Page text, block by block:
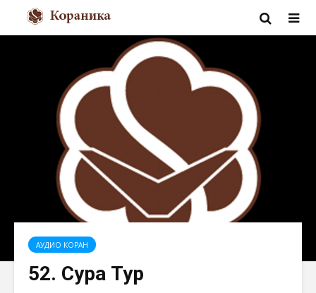
АУДИО КОРАН
52. Сура Тур